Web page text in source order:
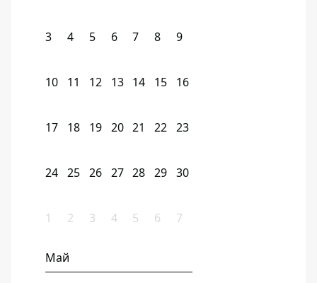
3 4 5 6 7 8 9
10 11 12 13 14 15 16
17 18 19 20 21 22 23
24 25 26 27 28 29 30
1 2 3 4 5 6 7
Май